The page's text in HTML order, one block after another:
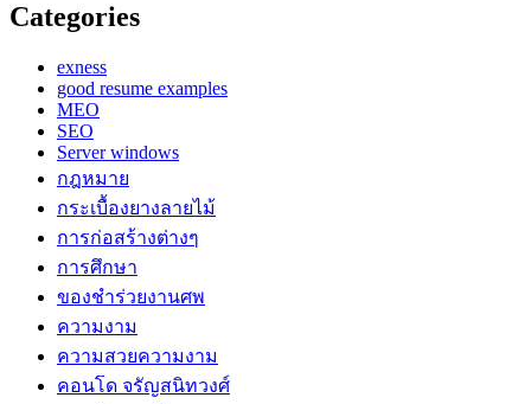
Categories
exness
good resume examples
MEO
SEO
Server windows
กฎหมาย
กระเบื้องยางลายไม้
การก่อสร้างต่างๆ
การศึกษา
ของชำร่วยงานศพ
ความงาม
ความสวยความงาม
คอนโด จรัญสนิทวงศ์